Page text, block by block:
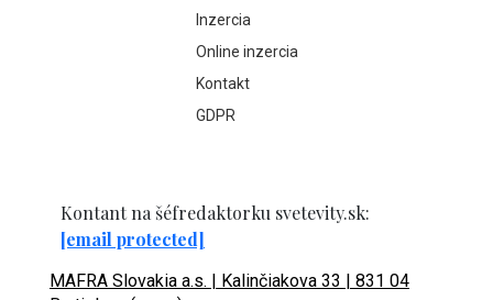
Inzercia
Online inzercia
Kontakt
GDPR
Kontant na šéfredaktorku svetevity.sk:
[email protected]
MAFRA Slovakia a.s. | Kalinčiakova 33 | 831 04